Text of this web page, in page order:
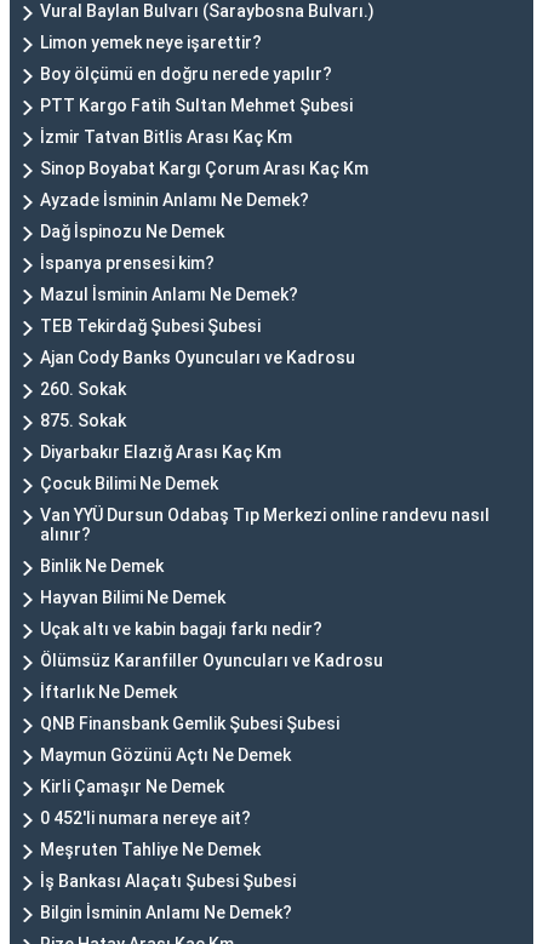
Vural Baylan Bulvarı (Saraybosna Bulvarı.)
Limon yemek neye işarettir?
Boy ölçümü en doğru nerede yapılır?
PTT Kargo Fatih Sultan Mehmet Şubesi
İzmir Tatvan Bitlis Arası Kaç Km
Sinop Boyabat Kargı Çorum Arası Kaç Km
Ayzade İsminin Anlamı Ne Demek?
Dağ İspinozu Ne Demek
İspanya prensesi kim?
Mazul İsminin Anlamı Ne Demek?
TEB Tekirdağ Şubesi Şubesi
Ajan Cody Banks Oyuncuları ve Kadrosu
260. Sokak
875. Sokak
Diyarbakır Elazığ Arası Kaç Km
Çocuk Bilimi Ne Demek
Van YYÜ Dursun Odabaş Tıp Merkezi online randevu nasıl
alınır?
Binlik Ne Demek
Hayvan Bilimi Ne Demek
Uçak altı ve kabin bagajı farkı nedir?
Ölümsüz Karanfiller Oyuncuları ve Kadrosu
İftarlık Ne Demek
QNB Finansbank Gemlik Şubesi Şubesi
Maymun Gözünü Açtı Ne Demek
Kirli Çamaşır Ne Demek
0 452'li numara nereye ait?
Meşruten Tahliye Ne Demek
İş Bankası Alaçatı Şubesi Şubesi
Bilgin İsminin Anlamı Ne Demek?